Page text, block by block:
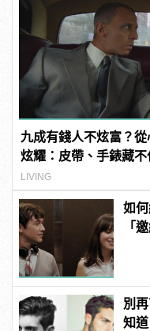
九成有錢人不炫富？
炫耀：皮帶、手錶藏不
LIVING
如
「
別
知